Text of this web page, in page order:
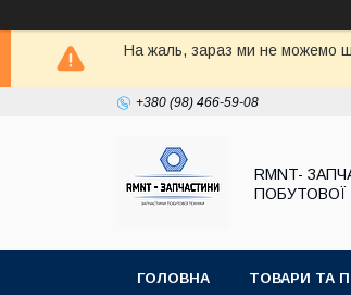
На жаль, зараз ми не можемо
+380 (98) 466-59-08
RMNT-
ПОБУТОВОЇ
ГОЛОВНА ТОВАРИ ТА